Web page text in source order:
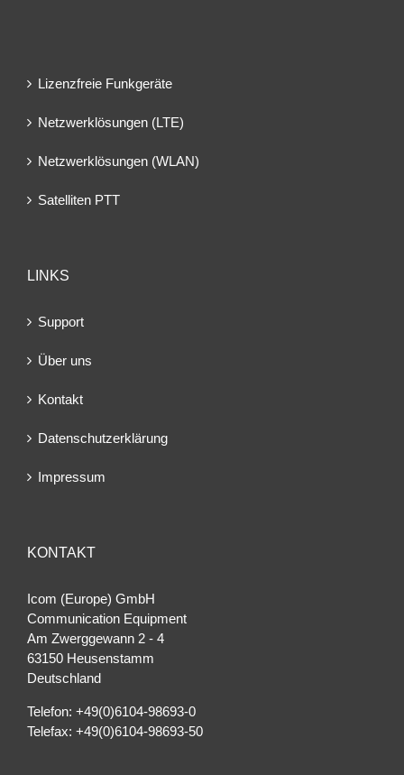
Lizenzfreie Funkgeräte
Netzwerklösungen (LTE)
Netzwerklösungen (WLAN)
Satelliten PTT
LINKS
Support
Über uns
Kontakt
Datenschutzerklärung
Impressum
KONTAKT
Icom (Europe) GmbH
Communication Equipment
Am Zwerggewann 2 ‐ 4
63150 Heusenstamm
Deutschland
Telefon: +49(0)6104-98693-0
Telefax: +49(0)6104-98693-50